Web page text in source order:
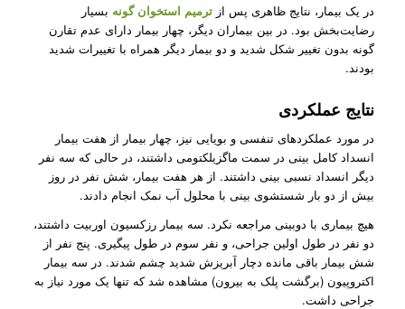
در یک بیمار، نتایج ظاهری پس از ترمیم استخوان گونه بسیار
رضایت‌بخش بود. در بین بیماران دیگر، چهار بیمار دارای عدم تقارن
گونه بدون تغییر شکل شدید و دو بیمار دیگر همراه با تغییرات شدید
بودند.
نتایج عملکردی
در مورد عملکردهای تنفسی و بویایی نیز، چهار بیمار از هفت بیمار
انسداد کامل بینی در سمت ماگزیلکتومی داشتند، در حالی که سه نفر
دیگر انسداد نسبی بینی داشتند. از هر هفت بیمار، شش نفر در روز
بیش از دو بار شستشوی بینی با محلول آب نمک انجام دادند.
هیچ بیماری با دوبینی مراجعه نکرد. سه بیمار رزکسیون اوربیت داشتند،
دو نفر در طول اولین جراحی، و نفر سوم در طول پیگیری. پنج نفر از
شش بیمار باقی مانده دچار آبریزش شدید چشم شدند. در سه بیمار
اکتروپیون (برگشت پلک به بیرون) مشاهده شد که تنها یک مورد نیاز به
جراحی داشت.